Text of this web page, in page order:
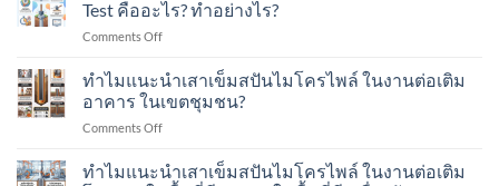
Test คืออะไร? ทำอย่างไร?
Comments Offon
ทดสอบ
ด้วย
น้ำ
หนัก
Dynamic
ทำไมแนะนำเสาเข็มสปันไมโครไพล์ ในงานต่อเติม
อาคาร ในเขตชุมชน?
Comments Offon
แนะนำ
เสา
ทำไมแนะนำเสาเข็มสปันไมโครไพล์ ในงานต่อเติม